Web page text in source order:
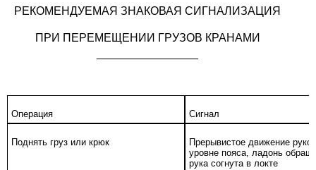
РЕКОМЕНДУЕМАЯ ЗНАКОВАЯ СИГНАЛИЗАЦИЯ
ПРИ ПЕРЕМЕЩЕНИИ ГРУЗОВ КРАНАМИ
Операция Сигнал
Поднять груз или крюк
Прерывистое движение
уровне пояса, ладонь
рука согнута в локте